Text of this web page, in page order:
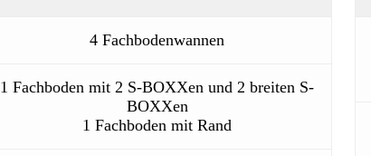
4 Fachbodenwannen
1 Fachboden mit 2 S-BOXXen und 2 breiten S-
BOXXen
1 Fachboden mit Rand